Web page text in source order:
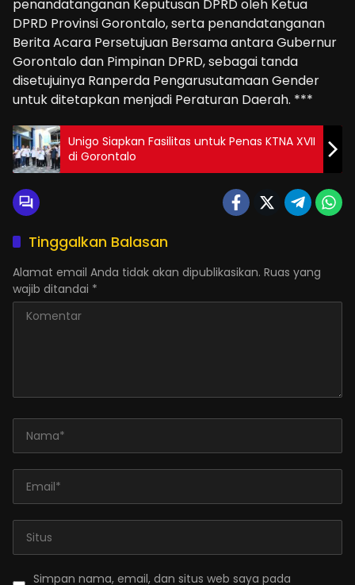
penandatanganan Keputusan DPRD oleh Ketua
DPRD Provinsi Gorontalo, serta penandatanganan
Berita Acara Persetujuan Bersama antara Gubernur
Gorontalo dan Pimpinan DPRD, sebagai tanda
disetujuinya Ranperda Pengarusutamaan Gender
untuk ditetapkan menjadi Peraturan Daerah. ***
Unigo Siapkan Fasilitas untuk Penas KTNA XVII
di Gorontalo
Tinggalkan Balasan
Alamat email Anda tidak akan dipublikasikan. Ruas yang
wajib ditandai *
Simpan nama, email, dan situs web saya pada